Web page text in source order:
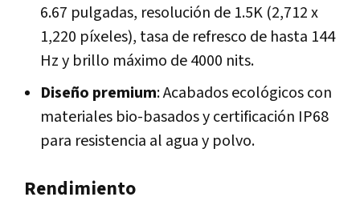
6.67 pulgadas, resolución de 1.5K (2,712 x
1,220 píxeles), tasa de refresco de hasta 144
Hz y brillo máximo de 4000 nits.
Diseño premium: Acabados ecológicos con
materiales bio-basados y certificación IP68
para resistencia al agua y polvo.
Rendimiento